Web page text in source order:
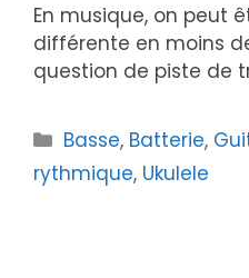
En musique, on peut
différente en moins
question de piste de
Catégories
Basse, Batterie,
rythmique, Ukulele